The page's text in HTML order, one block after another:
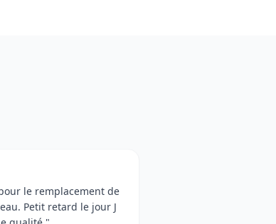
le remplacement de
Petit retard le jour J